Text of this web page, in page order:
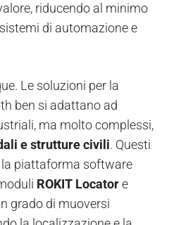
riducendo al minimo
di automazione e
Le soluzioni per la
ben si adattano ad
ma molto complessi,
e strutture civili. Questi
piattaforma software
ROKIT Locatore
grado di muoversi